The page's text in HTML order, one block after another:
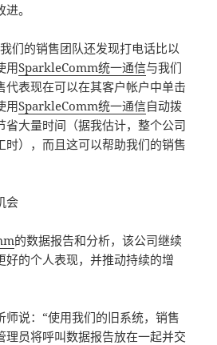
。
们的销售团队还发现打电话比以
用SparkleComm统一通信与我们
代表现在可以在其客户帐户中单击
用SparkleComm统一通信自动拨
省大量时间（据我估计，整个公司
时），而且这可以帮助我们的销售
会
的数据报告和分析，该公司继续
好的个人表现，并推动持续的增
师说：“使用我们的旧系统，销售
理员将呼叫数据报告放在一起并交